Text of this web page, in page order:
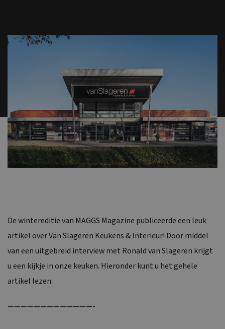
De wintereditie van MAGGS Magazine publiceerde een leuk
artikel over Van Slageren Keukens & Interieur! Door middel
van een uitgebreid interview met Ronald van Slageren krijgt
u een kijkje in onze keuken. Hieronder kunt u het gehele
artikel lezen.
—————————————-